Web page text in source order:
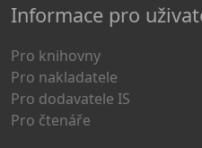
Informace pro
Pro knihovny
Pro nakladatele
Pro dodavatele IS
Pro čtenáře